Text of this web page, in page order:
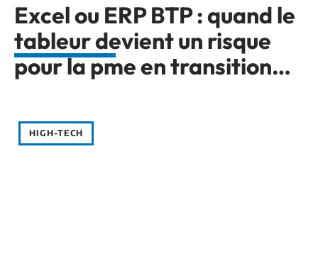
Excel ou ERP BTP : quand le
tableur devient un risque
pour la pme en transition…
HIGH-TECH